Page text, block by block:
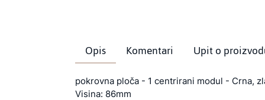
Opis Komentari Upit o
pokrovna ploča - 1 centrirani modul - Crna,
Visina: 86mm